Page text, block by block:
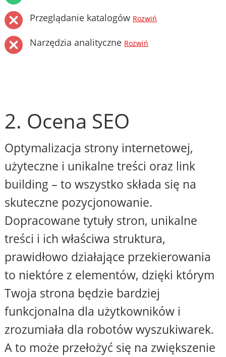
Przeglądanie katalogów Rozwiń
Narzędzia analityczne Rozwiń
2. Ocena SEO
Optymalizacja strony internetowej,
użyteczne i unikalne treści oraz link
building – to wszystko składa się na
skuteczne pozycjonowanie.
Dopracowane tytuły stron, unikalne
treści i ich właściwa struktura,
prawidłowo działające przekierowania
to niektóre z elementów, dzięki którym
Twoja strona będzie bardziej
funkcjonalna dla użytkowników i
zrozumiała dla robotów wyszukiwarek.
A to może przełożyć się na zwiększenie